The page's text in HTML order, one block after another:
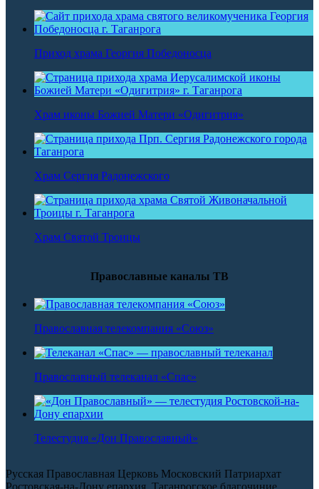
Приход храма Георгия Победоносца
Храм иконы Божией Матери «Одигитрия»
Храм Сергия Радонежского
Храм Святой Троицы
Православные каналы ТВ
Православная телекомпания «Союз»
Православный телеканал «Спас»
Телестудия «Дон Православный»
Русская Православная Церковь Московский Патриархат